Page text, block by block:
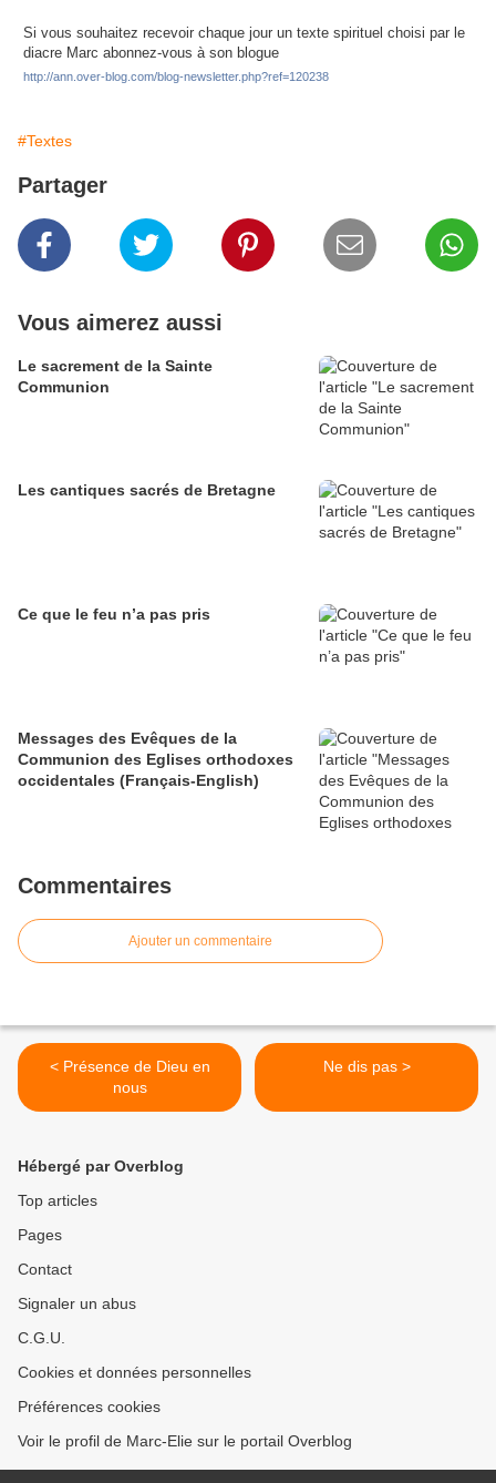
Si vous souhaitez recevoir chaque jour un texte spirituel choisi par le
diacre Marc abonnez-vous à son blogue
http://ann.over-blog.com/blog-newsletter.php?ref=120238
#Textes
Partager
Vous aimerez aussi
Le sacrement de la Sainte
Communion
Les cantiques sacrés de Bretagne
Ce que le feu n’a pas pris
Messages des Evêques de la
Communion des Eglises orthodoxes
occidentales (Français-English)
Commentaires
Ajouter un commentaire
< Présence de Dieu en
nous
Ne dis pas >
Hébergé par Overblog
Top articles
Pages
Contact
Signaler un abus
C.G.U.
Cookies et données personnelles
Préférences cookies
Voir le profil de Marc-Elie sur le portail Overblog